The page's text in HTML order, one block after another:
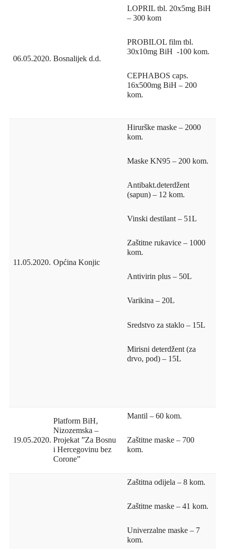
06.05.2020. Bosnalijek d.d.
LOPRIL tbl. 20x5mg BiH
– 300 kom
PROBILOL film tbl.
30x10mg BiH -100 kom.
CEPHABOS caps.
16x500mg BiH – 200
kom.
11.05.2020. Općina Konjic
Hirurške maske – 2000
kom.
Maske KN95 – 200 kom.
Antibakt.deterdžent
(sapun) – 12 kom.
Vinski destilant – 51L
Zaštitne rukavice – 1000
kom.
Antivirin plus – 50L
Varikina – 20L
Sredstvo za staklo – 15L
Mirisni deterdžent (za
drvo, pod) – 15L
19.05.2020.
Platform BiH,
Nizozemska –
Projekat ”Za Bosnu
i Hercegovinu bez
Corone”
Mantil – 60 kom.
Zaštitne maske – 700
kom.
Zaštitna odijela – 8 kom.
Zaštitne maske – 41 kom.
Univerzalne maske – 7
kom.